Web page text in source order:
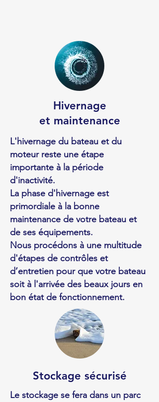
Hivernage
et maintenance
L'hivernage du bateau et du
moteur reste une étape
importante à la période
d'inactivité.
La phase d'hivernage est
primordiale à la bonne
maintenance de votre bateau et
de ses équipements.
Nous procédons à une multitude
d'étapes de contrôles et
d’entretien pour que votre bateau
soit à l'arrivée des beaux jours en
bon état de fonctionnement.
Stockage sécurisé
Le stockage se fera dans un parc